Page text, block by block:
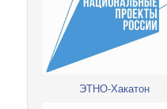
ЭТНО-Хакатон